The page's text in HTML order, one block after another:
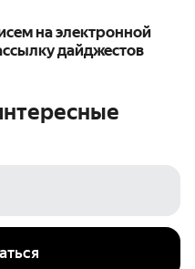
на электронной
дайджестов